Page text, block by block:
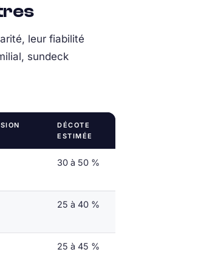
leur fiabilité
sundeck
DÉCOTE
ESTIMÉE
30 à 50 %
25 à 40 %
25 à 45 %